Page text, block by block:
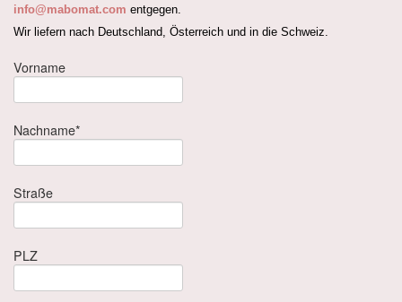
info@mabomat.com entgegen.
Wir liefern nach Deutschland, Österreich und in die Schweiz.
Vorname
Nachname*
Straße
PLZ